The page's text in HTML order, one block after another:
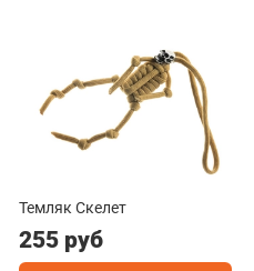
Темляк Скелет
255 руб